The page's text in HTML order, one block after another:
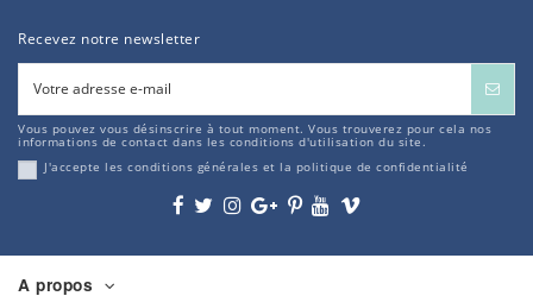
Recevez notre newsletter
Vous pouvez vous désinscrire à tout moment. Vous trouverez pour cela nos
informations de contact dans les conditions d'utilisation du site.
J'accepte les conditions générales et la politique de confidentialité
A propos